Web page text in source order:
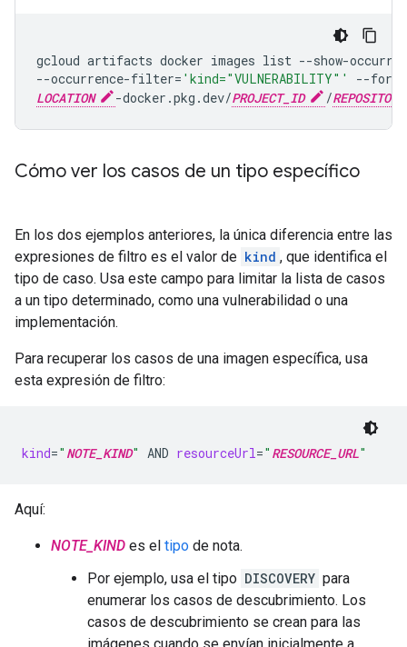
gcloud artifacts docker images list --show-
--occurrence-filter= 'kind="VULNERABILITY"'
--
LOCATION
-docker.pkg.dev/PROJECT_ID /REPOSITORY
Cómo ver los casos de un tipo específico
En los dos ejemplos anteriores, la única diferencia entre las
expresiones de filtro es el valor de kind , que identifica el
tipo de caso. Usa este campo para limitar la lista de casos
a un tipo determinado, como una vulnerabilidad o una
implementación.
Para recuperar los casos de una imagen específica, usa
esta expresión de filtro:
kind=" NOTE_KIND" AND resourceUrl=" RESOURCE_URL"
Aquí:
NOTE_KIND es el tipo de nota.
Por ejemplo, usa el tipo DISCOVERY para
enumerar los casos de descubrimiento. Los
casos de descubrimiento se crean para las
imágenes cuando se envían inicialmente a